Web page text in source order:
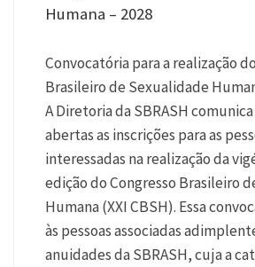
Humana – 2028
Convocatória para a realização
Brasileiro de Sexualidade
A Diretoria da SBRASH
abertas as inscrições para as
interessadas na realização da
edição do Congresso Brasileiro
Humana (XXI CBSH). Essa
às pessoas associadas
anuidades da SBRASH, cuja a